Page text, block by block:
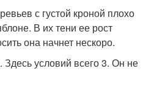
с густой кроной плохо
В их тени ее рост
она начнет нескоро.
Здесь условий всего 3. Он не